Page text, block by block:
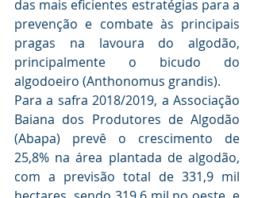
das mais eficientes estratégias para a
prevenção e combate às principais
pragas na lavoura do algodão,
principalmente o bicudo do
algodoeiro (Anthonomus grandis).
Para a safra 2018/2019, a Associação
Baiana dos Produtores de Algodão
(Abapa) prevê o crescimento de
25,8% na área plantada de algodão,
com a previsão total de 331,9 mil